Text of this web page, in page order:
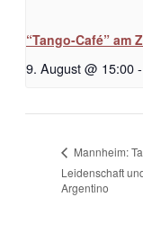
“Tango-Café” am
9. August @ 15:00-
Mannheim:
Leidenschaft
Argentino